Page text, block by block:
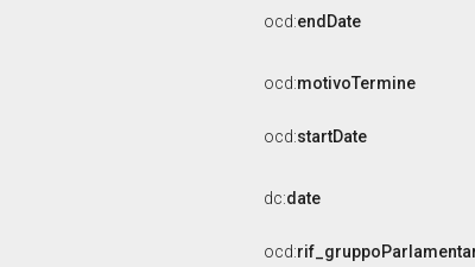
ocd:endDate
ocd:motivoTermine
ocd:startDate
dc:date
ocd: